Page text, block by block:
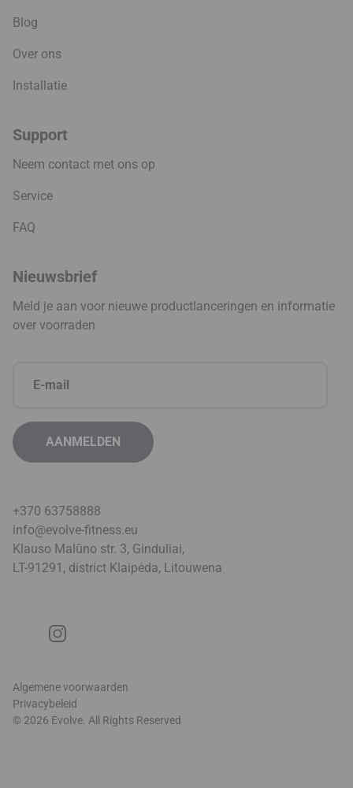
Blog
Over ons
Installatie
Support
Neem contact met ons op
Service
FAQ
Nieuwsbrief
Meld je aan voor nieuwe productlanceringen en informatie
over voorraden
+370 63758888
info@evolve-fitness.eu
Klauso Malūno str. 3, Ginduliai,
LT-91291, district Klaipėda, Litouwena
© 2026 Evolve. All Rights Reserved
Algemene voorwaarden
Privacybeleid